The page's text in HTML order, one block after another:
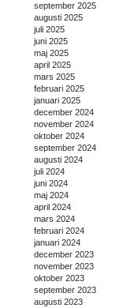
september 2025
augusti 2025
juli 2025
juni 2025
maj 2025
april 2025
mars 2025
februari 2025
januari 2025
december 2024
november 2024
oktober 2024
september 2024
augusti 2024
juli 2024
juni 2024
maj 2024
april 2024
mars 2024
februari 2024
januari 2024
december 2023
november 2023
oktober 2023
september 2023
augusti 2023